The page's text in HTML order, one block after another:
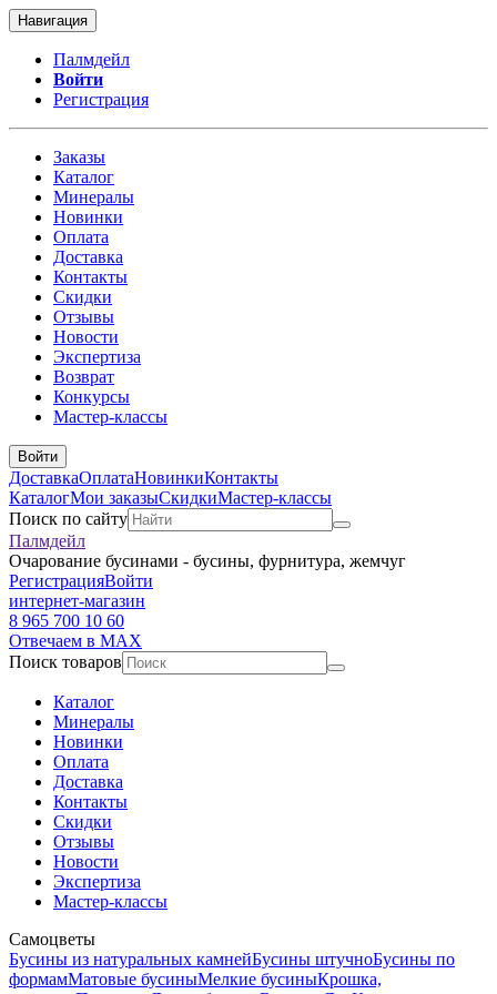
Навигация
Палмдейл
Войти
Регистрация
Заказы
Каталог
Минералы
Новинки
Оплата
Доставка
Контакты
Скидки
Отзывы
Новости
Экспертиза
Возврат
Конкурсы
Мастер-классы
Войти
ДоставкаОплатаНовинкиКонтакты
КаталогМои заказыСкидкиМастер-классы
Поиск по сайту
Палмдейл
Очарование бусинами - бусины, фурнитура, жемчуг
РегистрацияВойти
интернет-магазин
8 965 700 10 60
Отвечаем в MAX
Поиск товаров
Каталог
Минералы
Новинки
Оплата
Доставка
Контакты
Скидки
Отзывы
Новости
Экспертиза
Мастер-классы
Самоцветы
Бусины из натуральных камнейБусины штучноБусины по
формамМатовые бусиныМелкие бусиныКрошка,